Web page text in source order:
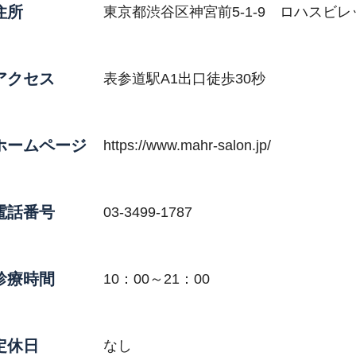
所 東京都渋谷区神宮前5-1-9 ロハスビレ
クセス 表参道駅A1出口徒歩30秒
ームページ https://www.mahr-salon.jp/
話番号 03-3499-1787
療時間 10：00～21：00
休日 なし